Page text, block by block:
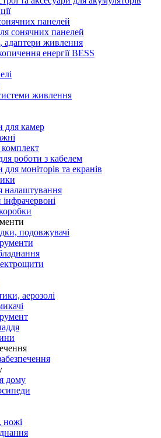
панелей
сонячних панелей
адаптери живлення
енергії BESS
живлення
для камер
роботи з кабелем
моніторів та екранів
налаштування
подовжувачі
аерозолі
дому
ножі